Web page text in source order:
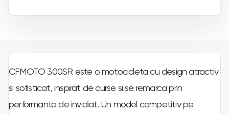
CFMOTO 300SR este o motocicleta cu design atractiv
si sofisticat, inspirat de curse si se remarca prin
performanta de invidiat. Un model competitiv pe